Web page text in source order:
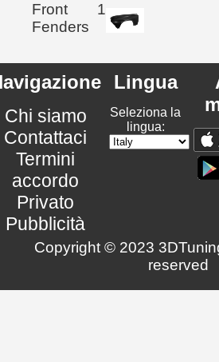
Front
Fenders
1
Chi siamo
Contattaci
Termini
accordo
Privato
Pubblicità
Lingua
Seleziona la
lingua:
Copyright © 2023
reserved